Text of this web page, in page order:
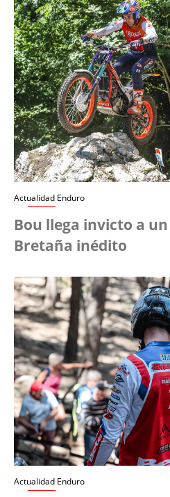
Actualidad Enduro
Bou llega invicto a
Bretaña inédito
Actualidad Enduro